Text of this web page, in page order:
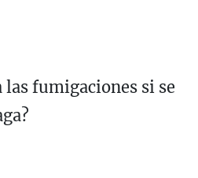
fumigaciones si se